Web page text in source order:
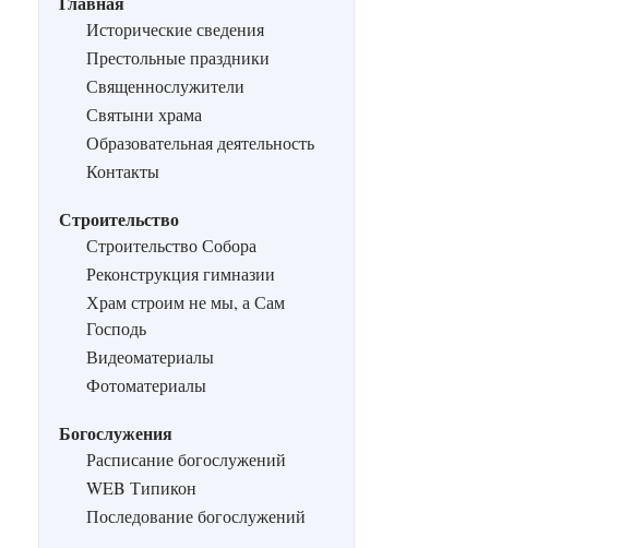
Исторические сведения
Престольные праздники
Священнослужители
Святыни храма
Образовательная деятельность
Контакты
Строительство
Строительство Собора
Реконструкция гимназии
Храм строим не мы, а Сам
Господь
Видеоматериалы
Фотоматериалы
Богослужения
Расписание богослужений
WEB Типикон
Последование богослужений